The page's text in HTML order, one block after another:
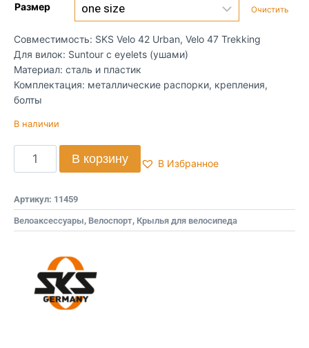
Размер Очистить
Совместимость: SKS Velo 42 Urban, Velo 47 Trekking
Для вилок: Suntour с eyelets (ушами)
Материал: сталь и пластик
Комплектация: металлические распорки, крепления,
болты
В наличии
В корзину В Избранное
Артикул: 11459
Велоаксессуары, Велоспорт, Крылья для велосипеда